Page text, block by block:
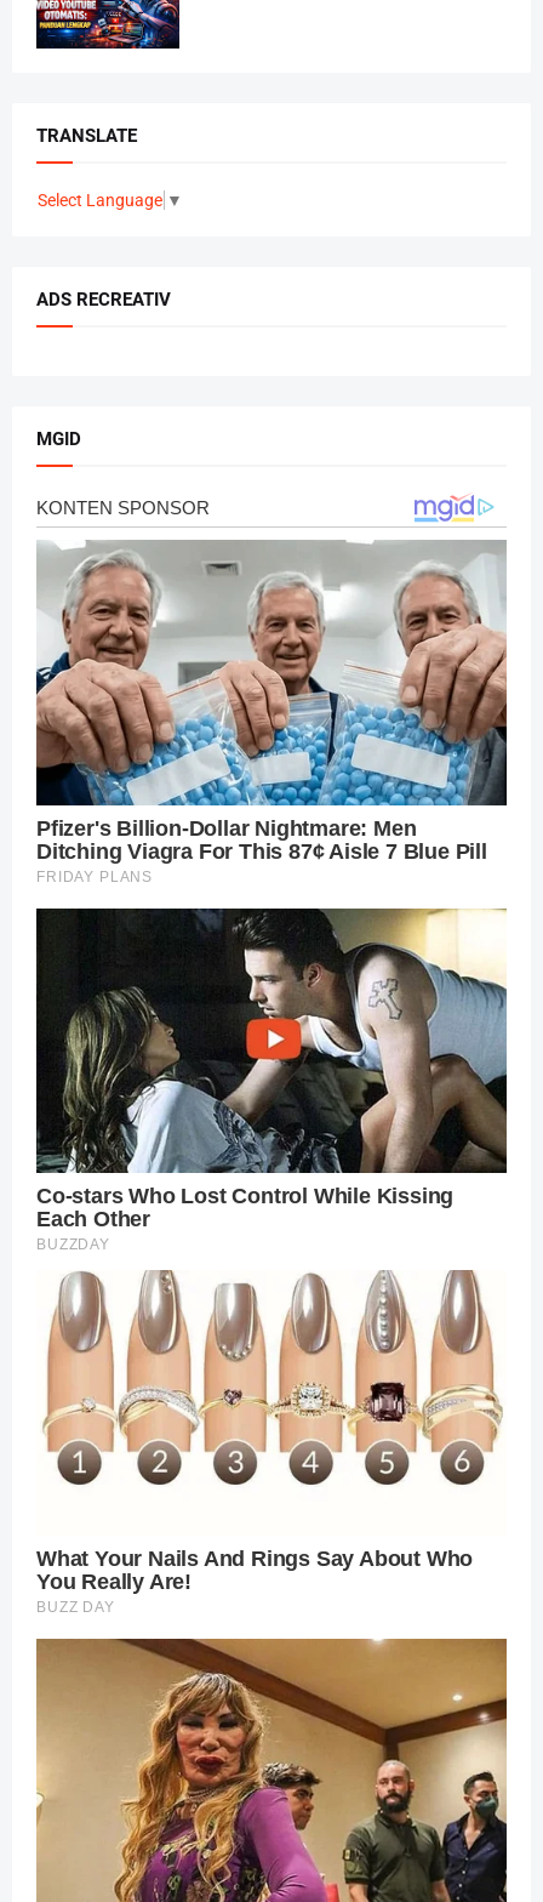
TRANSLATE
Select Language ▼
ADS RECREATIV
MGID